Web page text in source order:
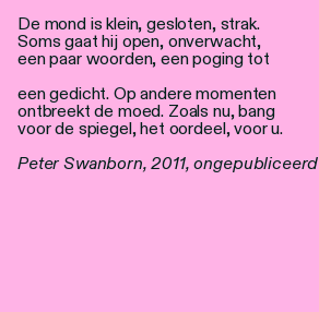
De mond is klein, gesloten, strak.
Soms gaat hij open, onverwacht,
een paar woorden, een poging tot
een gedicht. Op andere momenten
ontbreekt de moed. Zoals nu, bang
voor de spiegel, het oordeel, voor u.
Peter Swanborn, 2011, ongepubliceerd